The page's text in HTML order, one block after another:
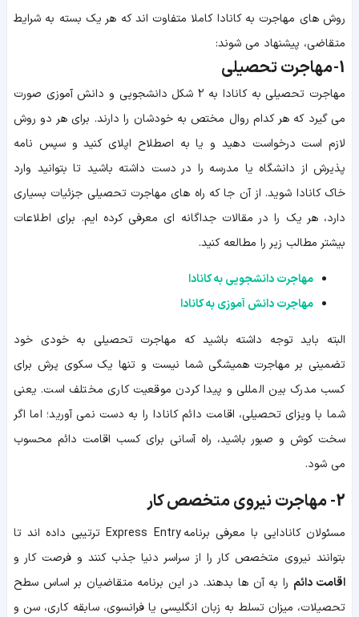
روش های مهاجرت به کانادا کاملا متفاوت اند که هر یک بسته به شرایط
متقاضی، پیشنهاد می شوند:
1- مهاجرت تحصیلی
مهاجرت تحصیلی به کانادا به 2 شکل دانشجویی و دانش آموزی صورت
می گیرد که هر کدام روال مختص به خودشان را دارند. برای هر دو روش
لازم است درخواست دهید و یا به اصطلاح اپلای کنید و سپس نامه
پذیرش از دانشگاه یا مدرسه را در دست داشته باشید تا بتوانید وارد
خاک کانادا شوید. از آن جا که راه های مهاجرت تحصیلی جزئیات بسیاری
دارد، هر یک را در مقالات جداگانه ای معرفی کرده ایم. برای اطلاعات
بیشتر مطالب زیر را مطالعه کنید.
مهاجرت دانشجویی به کانادا
مهاجرت دانش آموزی به کانادا
البته باید توجه داشته باشید که مهاجرت تحصیلی به خودی خود
تضمینی بر مهاجرت همیشگی شما نیست و تنها یک سکوی پرش برای
کسب مدرک بین المللی و پیدا کردن موقعیت کاری مختلف است. یعنی
شما با ویزای تحصیلی، اقامت دائم کانادا را به دست نمی آورید؛ اما اگر
سخت کوش و صبور باشید، راه آسانی برای کسب اقامت دائم محسوب
می شود.
2- مهاجرت نیروی متخصص کار
مسئولان کانادایی با معرفی برنامه Express Entry ترتیبی داده اند تا
بتوانند نیروی متخصص کار را از سراسر دنیا جذب کنند و فرصت کار و
اقامت دائم را به آن ها بدهند. در این برنامه متقاضیان بر اساس سطح
تحصیلات، میزان تسلط به زبان انگلیسی یا فرانسوی، سابقه کاری، سن و